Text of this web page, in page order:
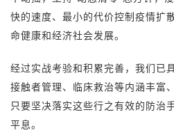
快的速度、最小的代价控制疫情扩
命健康和经济社会发展。
经过实战考验和积累完善，我们已
接触者管理、临床救治等内涵丰富
只要坚决落实这些行之有效的防治
平息。